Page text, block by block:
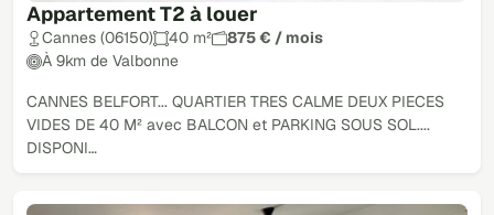
Appartement T2 à louer
Cannes (06150) 40 m²
875 € / mois
À 9km de Valbonne
CANNES BELFORT... QUARTIER TRES CALME DEUX PIECES
VIDES DE 40 M² avec BALCON et PARKING SOUS SOL....
DISPONI…